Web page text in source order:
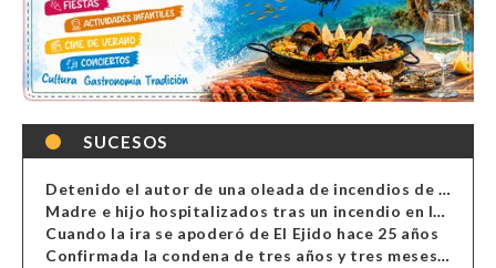
SUCESOS
Detenido el autor de una oleada de incendios de contenedores en Almería
Madre e hijo hospitalizados tras un incendio en la cocina de una vivienda en Almería
Cuando la ira se apoderó de El Ejido hace 25 años
Confirmada la condena de tres años y tres meses al hombre de Antas acusado de xenofobia